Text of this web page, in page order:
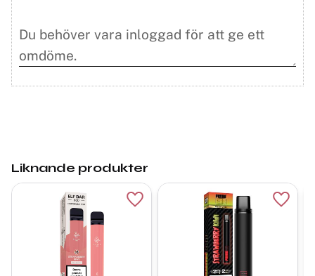
Liknande produkter
Lägg till i favoriter Lägg